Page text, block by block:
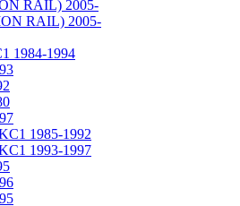
RAIL) 2005-
RAIL) 2005-
1984-1994
1985-1992
1993-1997